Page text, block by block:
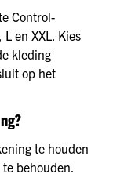
Control-
en XXL. Kies
kleding
op het
te houden
behouden.